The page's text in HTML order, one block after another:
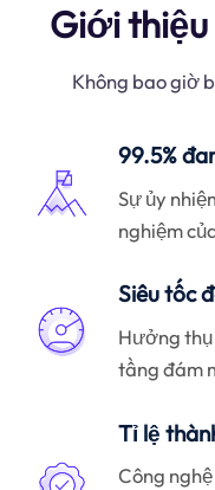
Giới
Không bao giờ
99.5%
Sự ủy
nghiệm
Siêu tốc
Hưởng
tầng đám
Tỉ lệ
Công